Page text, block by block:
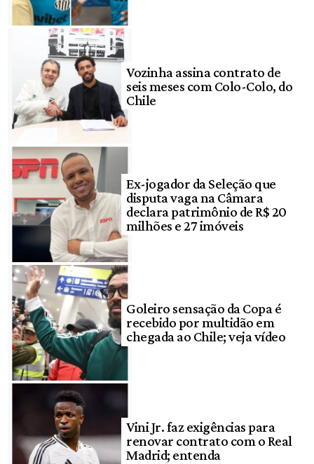
Vozinha assina contrato de
seis meses com Colo-Colo, do
Chile
Ex-jogador da Seleção que
disputa vaga na Câmara
declara patrimônio de R$ 20
milhões e 27 imóveis
Goleiro sensação da Copa é
recebido por multidão em
chegada ao Chile; veja vídeo
Vini Jr. faz exigências para
renovar contrato com o Real
Madrid; entenda